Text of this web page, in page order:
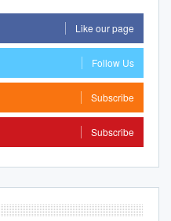
Like our page
Follow Us
Subscribe
Subscribe